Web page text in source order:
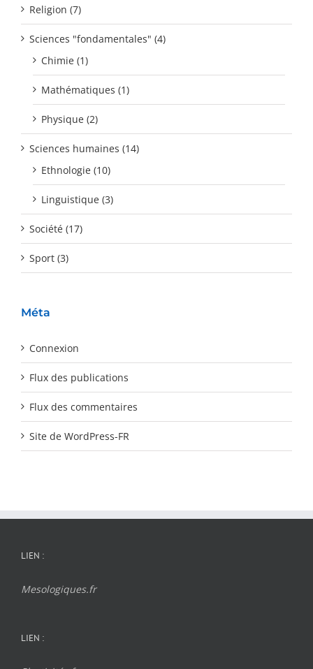
Religion (7)
Sciences "fondamentales" (4)
Chimie (1)
Mathématiques (1)
Physique (2)
Sciences humaines (14)
Ethnologie (10)
Linguistique (3)
Société (17)
Sport (3)
Méta
Connexion
Flux des publications
Flux des commentaires
Site de WordPress-FR
LIEN :
Mesologiques.fr
LIEN :